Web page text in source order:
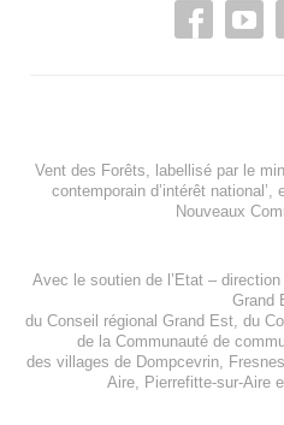
Vent des Forêts, labellisé par le
contemporain d’intérêt national’,
Nouveaux
Avec le soutien de l’ Etat –
Grand
du Conseil régional Grand Est, du
de la Communauté de
des villages de Dompcevrin,
Aire, Pierrefitte-sur-Aire